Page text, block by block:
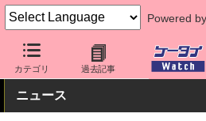
Powered by
カテゴリ 過去記事
ケータイ Watch アプリ・サービス
ニュース